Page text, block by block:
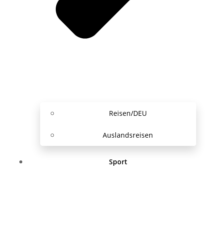
Reisen/DEU
Auslandsreisen
Sport